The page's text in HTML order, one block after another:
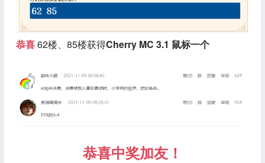
恭喜62楼、85楼获得Cherry MC 3.1 鼠标一个
恭喜中奖加友！